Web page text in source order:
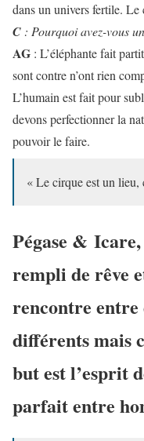
dans un univers fertile. Le
C : Pourquoi avez-vous
AG : L’éléphante fait
sont contre n’ont rien
L’humain est fait pour
devons perfectionner la
pouvoir le faire.
« Le cirque est un lieu,
Pégase & Icare,
rempli de rêve
rencontre entre
différents mais
but est l’esprit
parfait entre